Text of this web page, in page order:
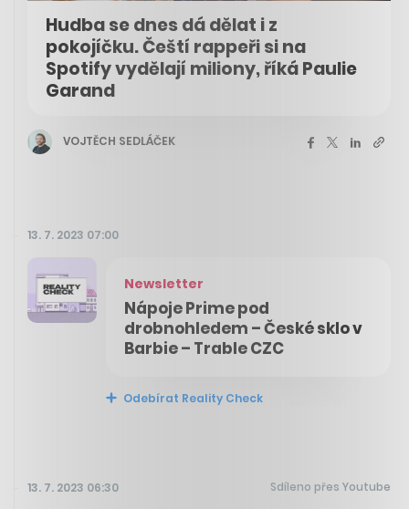
Hudba se dnes dá dělat i z
pokojíčku. Čeští rappeři si na
Spotify vydělají miliony, říká Paulie
Garand
VOJTĚCH SEDLÁČEK
13. 7. 2023 07:00
Newsletter
Nápoje Prime pod
drobnohledem – České sklo v
Barbie – Trable CZC
Odebírat Reality Check
13. 7. 2023 06:30 Sdíleno přes Youtube